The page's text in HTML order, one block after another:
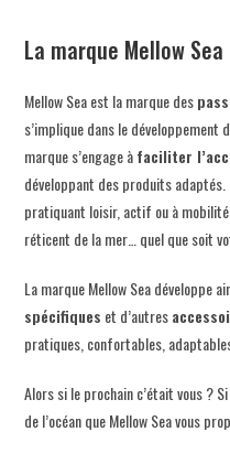
La marque Mellow Sea
Mellow Sea est la marque des
s’implique dans le développement
marque s’engage àfaciliter
développant des produits
pratiquant loisir, actif ou à
réticent de la mer… quel que soit
La marque Mellow Sea développe
spécifiques et d’autres
pratiques, confortables,
Alors si le prochain c’était vous ?
de l’océan que Mellow Sea vous